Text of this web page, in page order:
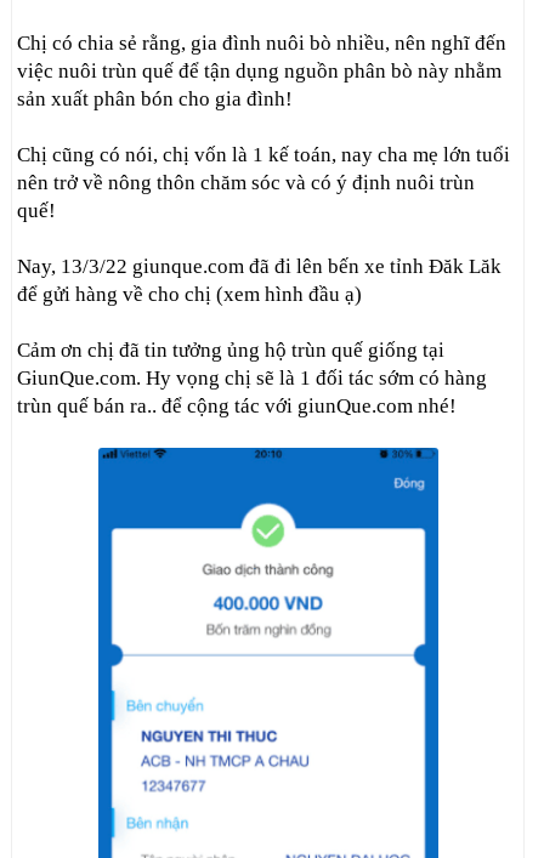
Chị có chia sẻ rằng, gia đình nuôi bò nhiều, nên nghĩ đến
việc nuôi trùn quế để tận dụng nguồn phân bò này nhằm
sản xuất phân bón cho gia đình!
Chị cũng có nói, chị vốn là 1 kế toán, nay cha mẹ lớn tuổi
nên trở về nông thôn chăm sóc và có ý định nuôi trùn
quế!
Nay, 13/3/22 giunque.com đã đi lên bến xe tỉnh Đăk Lăk
để gửi hàng về cho chị (xem hình đầu ạ)
Cảm ơn chị đã tin tưởng ủng hộ trùn quế giống tại
GiunQue.com. Hy vọng chị sẽ là 1 đối tác sớm có hàng
trùn quế bán ra.. để cộng tác với giunQue.com nhé!